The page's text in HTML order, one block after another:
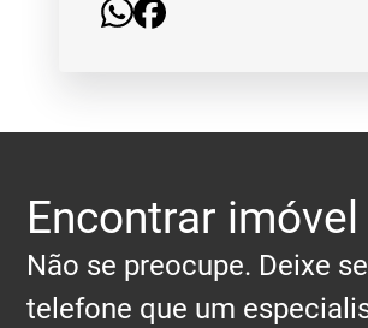
Encontrar imóvel
Não se preocupe. Deixe
telefone que um